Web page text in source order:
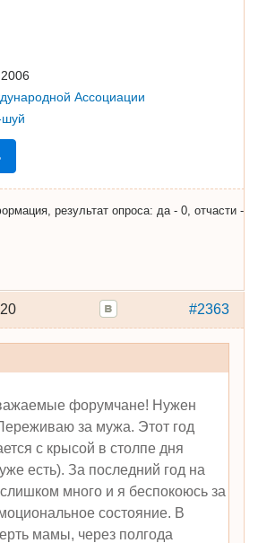
результат опроса: да - 0, отчасти -
#2363
форумчане! Нужен
за мужа. Этот год
с крысой в столпе дня
есть). За последний год на
много и я беспокоюсь за
состояние. В
мамы, через полгода